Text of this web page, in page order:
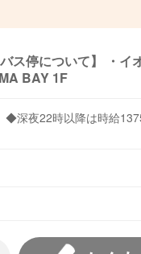
ス停について】 ・イ
BAY 1F
深夜22時以降は時給